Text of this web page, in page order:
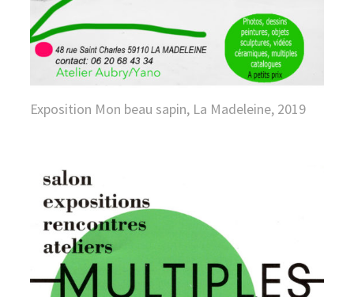
Exposition Mon beau sapin, La Madeleine, 2019